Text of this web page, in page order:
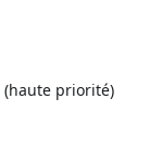
(haute priorité)